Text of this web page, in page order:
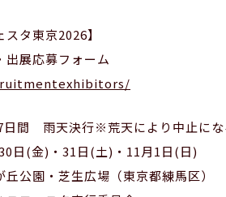
スタ東京2026】
展応募フォーム
間 雨天決行※荒天により中止にな
日(金)・31日(土)・11月1日(日)
公園・芝生広場（東京都練馬区）